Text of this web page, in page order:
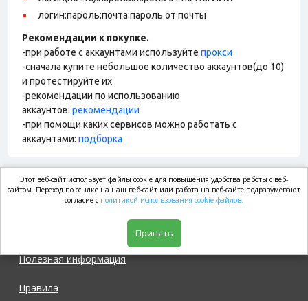
логин:пароль:почта:пароль от почты
Рекомендации к покупке.
-при работе с аккаунтами используйте прокси
-сначала купите небольшое количество аккаунтов(до 10)
и протестируйте их
-рекомендации по использованию
аккаунтов: рекомендации
-при помощи каких сервисов можно работать с
аккаунтами: подборка
market.com
Полезная информация
Правила
Этот веб-сайт использует файлы cookie для повышения удобства работы с веб-
сайтом. Переход по ссылке на наш веб-сайт или работа на веб-сайте подразумевают
согласие с политикой использования cookie файлов.
Принять